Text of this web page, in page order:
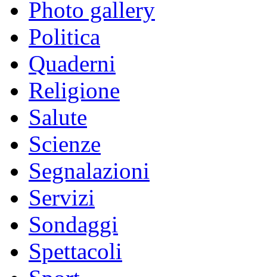
Photo gallery
Politica
Quaderni
Religione
Salute
Scienze
Segnalazioni
Servizi
Sondaggi
Spettacoli